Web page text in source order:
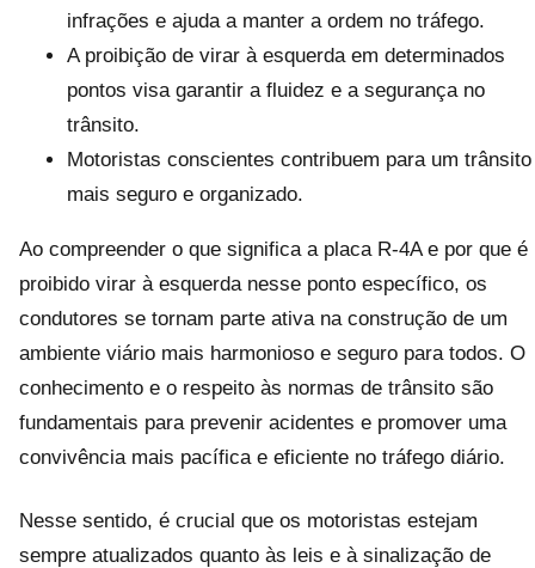
infrações e ajuda a manter a ordem no tráfego.
A proibição de virar à esquerda em determinados
pontos visa garantir a fluidez e a segurança no
trânsito.
Motoristas conscientes contribuem para um trânsito
mais seguro e organizado.
Ao compreender o que significa a placa R-4A e por que é
proibido virar à esquerda nesse ponto específico, os
condutores se tornam parte ativa na construção de um
ambiente viário mais harmonioso e seguro para todos. O
conhecimento e o respeito às normas de trânsito são
fundamentais para prevenir acidentes e promover uma
convivência mais pacífica e eficiente no tráfego diário.
Nesse sentido, é crucial que os motoristas estejam
sempre atualizados quanto às leis e à sinalização de